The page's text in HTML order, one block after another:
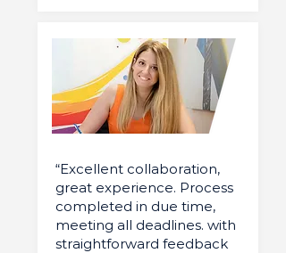
“Excellent collaboration,
great experience. Process
completed in due time,
meeting all deadlines. with
straightforward feedback